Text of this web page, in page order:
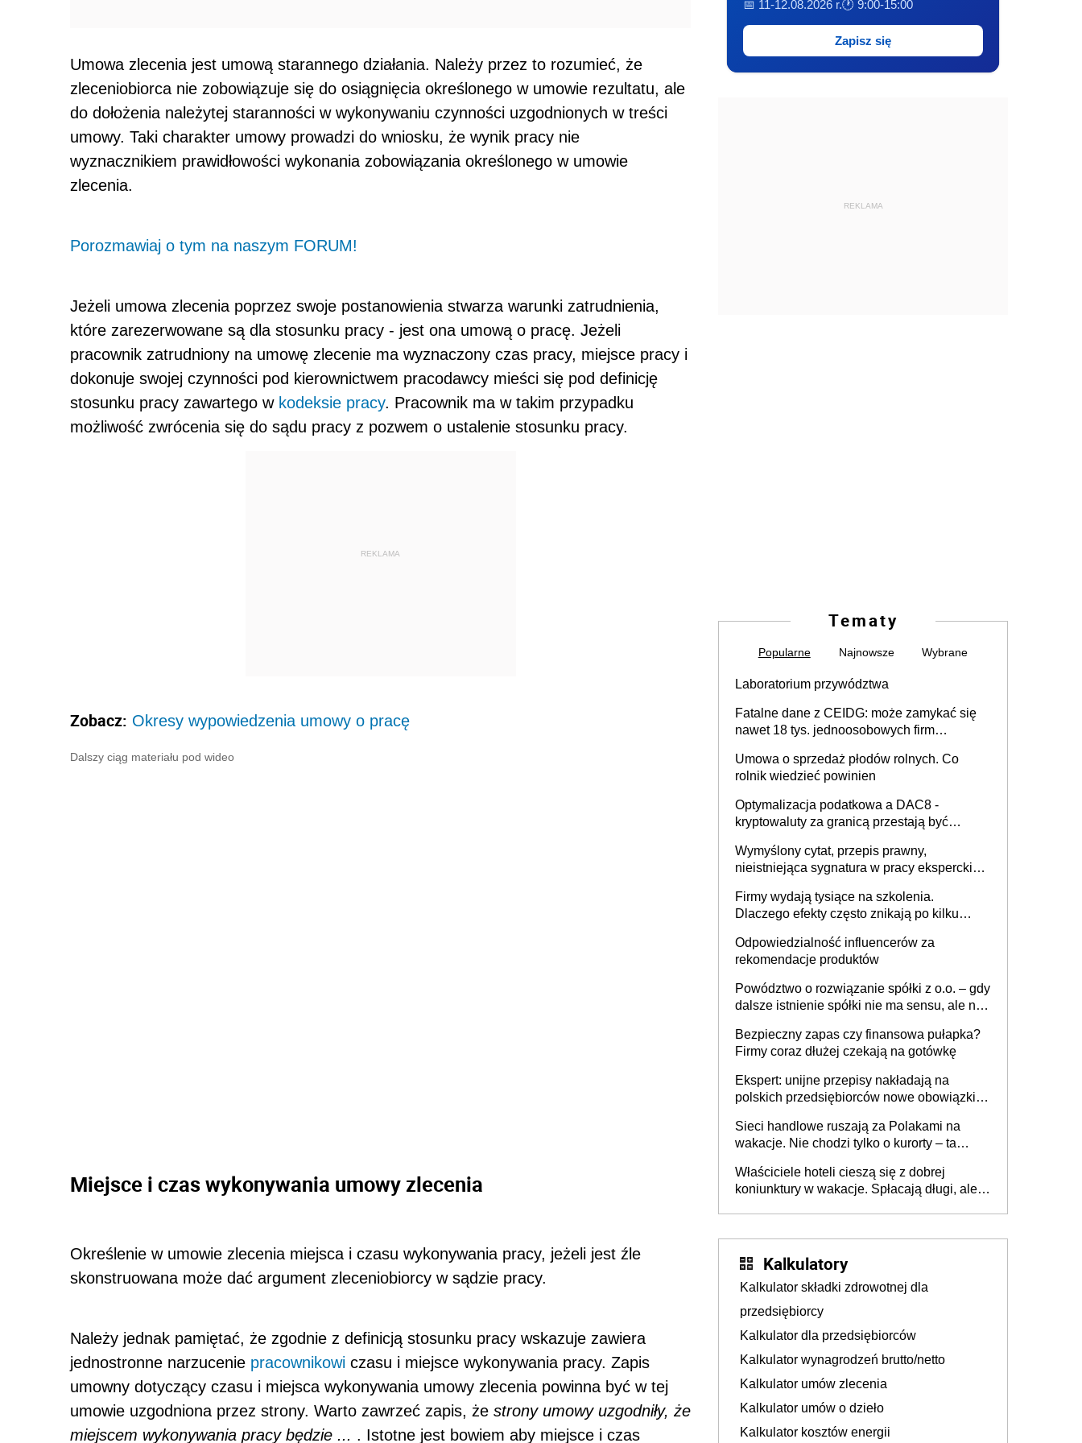
Umowa zlecenia jest umową starannego działania. Należy przez to rozumieć, że
zleceniobiorca nie zobowiązuje się do osiągnięcia określonego w umowie rezultatu, ale
do dołożenia należytej staranności w wykonywaniu czynności uzgodnionych w treści
umowy. Taki charakter umowy prowadzi do wniosku, że wynik pracy nie
wyznacznikiem prawidłowości wykonania zobowiązania określonego w umowie
zlecenia.
Porozmawiaj o tym na naszym FORUM!
Jeżeli umowa zlecenia poprzez swoje postanowienia stwarza warunki zatrudnienia,
które zarezerwowane są dla stosunku pracy - jest ona umową o pracę. Jeżeli
pracownik zatrudniony na umowę zlecenie ma wyznaczony czas pracy, miejsce pracy i
dokonuje swojej czynności pod kierownictwem pracodawcy mieści się pod definicję
stosunku pracy zawartego w kodeksie pracy. Pracownik ma w takim przypadku
możliwość zwrócenia się do sądu pracy z pozwem o ustalenie stosunku pracy.
REKLAMA
Zobacz: Okresy wypowiedzenia umowy o pracę
Dalszy ciąg materiału pod wideo
Miejsce i czas wykonywania umowy zlecenia
Określenie w umowie zlecenia miejsca i czasu wykonywania pracy, jeżeli jest źle
skonstruowana może dać argument zleceniobiorcy w sądzie pracy.
Należy jednak pamiętać, że zgodnie z definicją stosunku pracy wskazuje zawiera
jednostronne narzucenie pracownikowi czasu i miejsce wykonywania pracy. Zapis
umowny dotyczący czasu i miejsca wykonywania umowy zlecenia powinna być w tej
umowie uzgodniona przez strony. Warto zawrzeć zapis, że strony umowy uzgodniły, że
miejscem wykonywania pracy będzie ... . Istotne jest bowiem aby miejsce i czas
📅 11-12.08.2026 r.🕐 9:00-15:00
Zapisz się
REKLAMA
Tematy
Popularne Najnowsze Wybrane
Laboratorium przywództwa
Fatalne dane z CEIDG: może zamykać się
nawet 18 tys. jednoosobowych firm
Umowa o sprzedaż płodów rolnych. Co
rolnik wiedzieć powinien
Optymalizacja podatkowa a DAC8 -
kryptowaluty za granicą przestają być
Wymyślony cytat, przepis prawny,
nieistniejąca sygnatura w pracy eksperckiej -
firmie
Firmy wydają tysiące na szkolenia.
Dlaczego efekty często znikają po kilku
Odpowiedzialność influencerów za
rekomendacje produktów
Powództwo o rozwiązanie spółki z o.o. – gdy
dalsze istnienie spółki nie ma sensu, ale nie
Bezpieczny zapas czy finansowa pułapka?
Firmy coraz dłużej czekają na gotówkę
Ekspert: unijne przepisy nakładają na
polskich przedsiębiorców nowe obowiązki w
Sieci handlowe ruszają za Polakami na
wakacje. Nie chodzi tylko o kurorty – ta
tam, gdzie wielu spędzi urlop po cichu
Właściciele hoteli cieszą się z dobrej
koniunktury w wakacje. Spłacają długi, ale
Kalkulatory
Kalkulator składki zdrowotnej dla
przedsiębiorcy
Kalkulator dla przedsiębiorców
Kalkulator wynagrodzeń brutto/netto
Kalkulator umów zlecenia
Kalkulator umów o dzieło
Kalkulator kosztów energii